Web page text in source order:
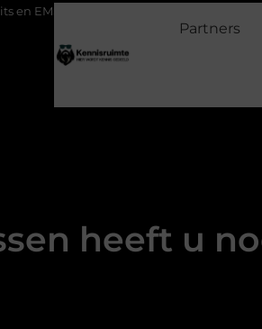
efficiënt werken aan je fitness
Partners
heeft u